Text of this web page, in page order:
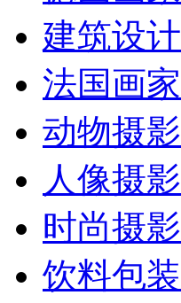
建筑设计
法国画家
动物摄影
人像摄影
时尚摄影
饮料包装